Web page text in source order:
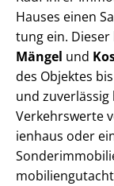
Hauses einen
tung ein. Dieser
Mängel und
des Objektes
und
Verkehrswerte
i­en­haus oder